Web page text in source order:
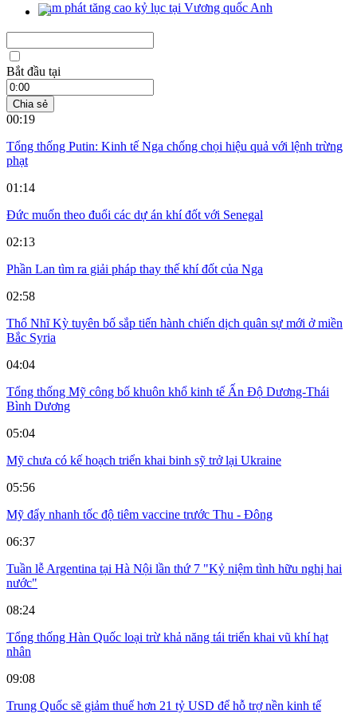
Lạm phát tăng cao kỷ lục tại Vương quốc Anh
Bắt đầu tại
Chia sẻ
00:19
Tổng thống Putin: Kinh tế Nga chống chọi hiệu quả với lệnh trừng
phạt
01:14
Đức muốn theo đuổi các dự án khí đốt với Senegal
02:13
Phần Lan tìm ra giải pháp thay thế khí đốt của Nga
02:58
Thổ Nhĩ Kỳ tuyên bố sắp tiến hành chiến dịch quân sự mới ở miền
Bắc Syria
04:04
Tổng thống Mỹ công bố khuôn khổ kinh tế Ấn Độ Dương-Thái
Bình Dương
05:04
Mỹ chưa có kế hoạch triển khai binh sỹ trở lại Ukraine
05:56
Mỹ đẩy nhanh tốc độ tiêm vaccine trước Thu - Đông
06:37
Tuần lễ Argentina tại Hà Nội lần thứ 7 "Kỷ niệm tình hữu nghị hai
nước"
08:24
Tổng thống Hàn Quốc loại trừ khả năng tái triển khai vũ khí hạt
nhân
09:08
Trung Quốc sẽ giảm thuế hơn 21 tỷ USD để hỗ trợ nền kinh tế